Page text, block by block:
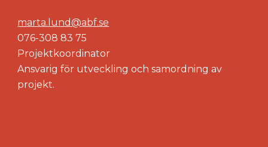
marta.lund@abf.se
076-308 83 75
Projektkoordinator
Ansvarig för utveckling och samordning av
projekt.